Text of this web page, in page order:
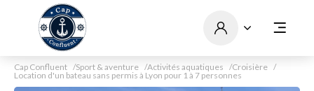
Cap Confluent Sport & aventure Activités aquatiques
Croisière
Location d'un bateau sans permis à Lyon pour 1 à 7 personnes